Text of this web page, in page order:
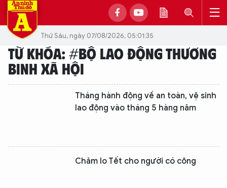
Thứ Sáu, ngày 07/08/2026, 05:01:35
TỪ KHÓA: #BỘ LAO ĐỘNG THƯƠNG
BINH XÃ HỘI
Tháng hành động về an toàn, vệ sinh
lao động vào tháng 5 hàng năm
Chăm lo Tết cho người có công